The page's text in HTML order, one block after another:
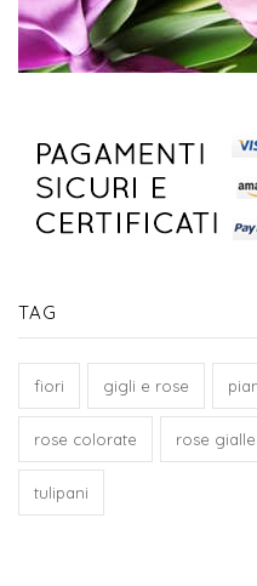
TAG
fiori gigli e rose
rose colorate rose gialle
tulipani